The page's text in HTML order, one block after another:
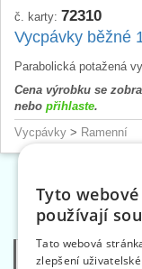
č. karty: 72310
Vycpávky běžné
Parabolická potažená
Cena výrobku se
nebo přihlaste.
Vycpávky > Ramenní
Kategorie
Tyto
používají
Tato webová
zlepšení